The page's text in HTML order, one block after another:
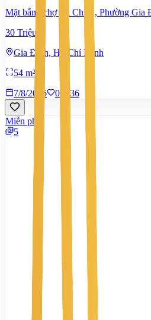
Mặt bằng chợ Bà Chiểu, Phường
30 Triệu
Gia Định, Hồ Chí Minh
54 m²
7/8/2026
0 36
Miễn phí
5